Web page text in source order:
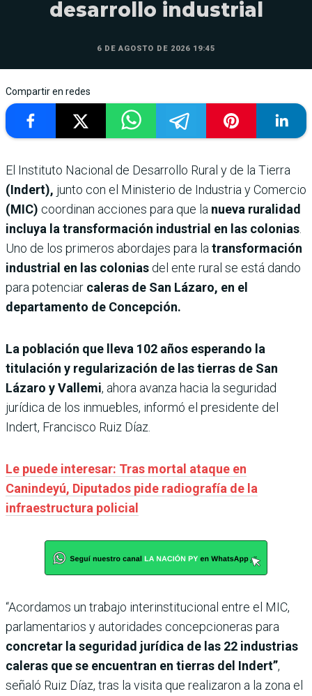
desarrollo industrial
6 DE AGOSTO DE 2026 19:45
Compartir en redes
El Instituto Nacional de Desarrollo Rural y de la Tierra
(Indert), junto con el Ministerio de Industria y Comercio
(MIC) coordinan acciones para que la nueva ruralidad
incluya la transformación industrial en las colonias
Uno de los primeros abordajes para la transformación
industrial en las colonias del ente rural se está dando
para potenciar caleras de San Lázaro, en el
departamento de Concepción.
La población que lleva 102 años esperando la
titulación y regularización de las tierras de San
Lázaro y Vallemi, ahora avanza hacia la seguridad
jurídica de los inmuebles, informó el presidente del
Indert, Francisco Ruiz Díaz.
Le puede interesar: Tras mortal ataque en
Canindeyú, Diputados pide radiografía de la
infraestructura policial
“Acordamos un trabajo interinstitucional entre el MIC,
parlamentarios y autoridades concepcioneras para
concretar la seguridad jurídica de las 22 industrias
caleras que se encuentran en tierras del Indert”,
señaló Ruiz Díaz, tras la visita que realizaron a la zona el